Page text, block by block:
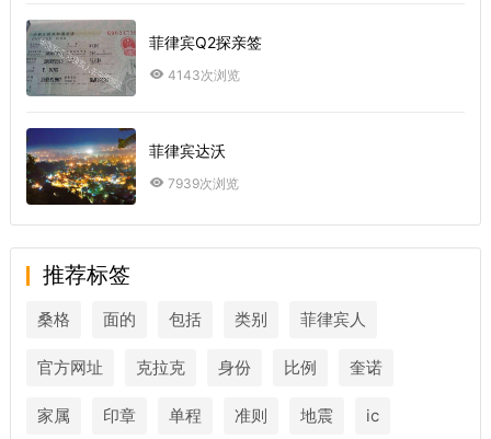
菲律宾Q2探亲签
4143次浏览
菲律宾达沃
7939次浏览
推荐标签
桑格 面的 包括 类别 菲律宾人
官方网址 克拉克 身份 比例 奎诺
家属 印章 单程 准则 地震 ic